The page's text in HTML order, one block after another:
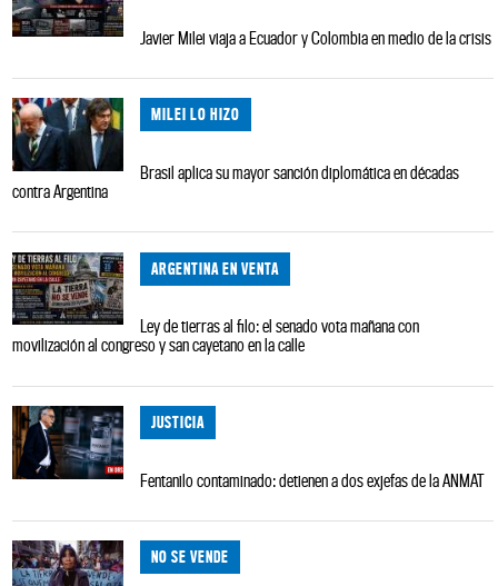
Javier Milei viaja a Ecuador y Colombia en medio de la crisis
MILEI LO HIZO
Brasil aplica su mayor sanción diplomática en décadas
contra Argentina
ARGENTINA EN VENTA
Ley de tierras al filo: el senado vota mañana con
movilización al congreso y san cayetano en la calle
JUSTICIA
Fentanilo contaminado: detienen a dos exjefas de la ANMAT
NO SE VENDE